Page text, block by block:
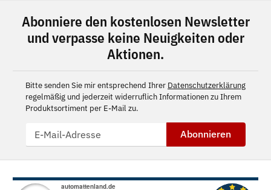
Abonniere den kostenlosen Newsletter
und verpasse keine Neuigkeiten oder
Aktionen.
Bitte senden Sie mir entsprechend Ihrer Datenschutzerklärung
regelmäßig und jederzeit widerruflich Informationen zu Ihrem
Produktsortiment per E-Mail zu.
Abonnieren